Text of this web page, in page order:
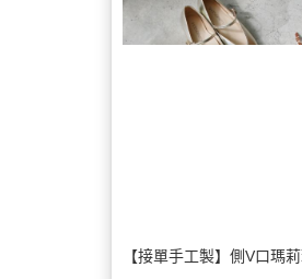
【接單手工製】側V口瑪